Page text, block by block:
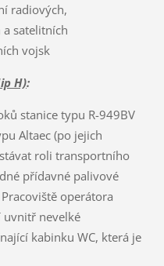
radiových,
satelitních
vojsk
H):
stanice typu R-949BV
Altaec (po jejich
roli transportního
přídavné palivové
operátora
uvnitř nevelké
kabinku WC, která je